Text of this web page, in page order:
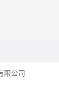
限公司